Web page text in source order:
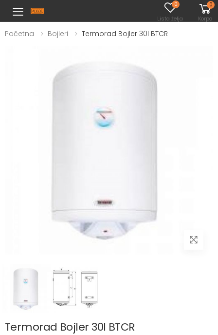
Toggle mobile menu
0
Lista želja
0
Korpa
Početna Bojleri Termorad Bojler 30l BTCR
Termorad Bojler 30l BTCR